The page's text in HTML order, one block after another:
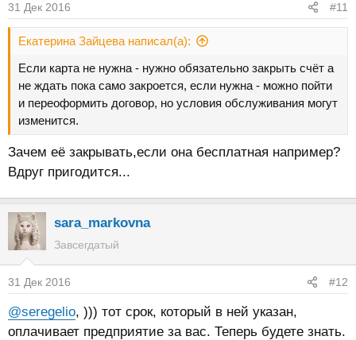
31 Дек 2016 #11
Екатерина Зайцева написал(а):
Если карта не нужна - нужно обязательно закрыть счёт а
не ждать пока само закроется, если нужна - можно пойти
и переоформить договор, но условия обслуживания могут
изменится.
Зачем её закрывать,если она бесплатная например?
Вдруг пригодится...
sara_markovna
Завсегдатый
31 Дек 2016 #12
@seregelio, ))) тот срок, который в ней указан,
оплачивает предприятие за вас. Теперь будете знать.